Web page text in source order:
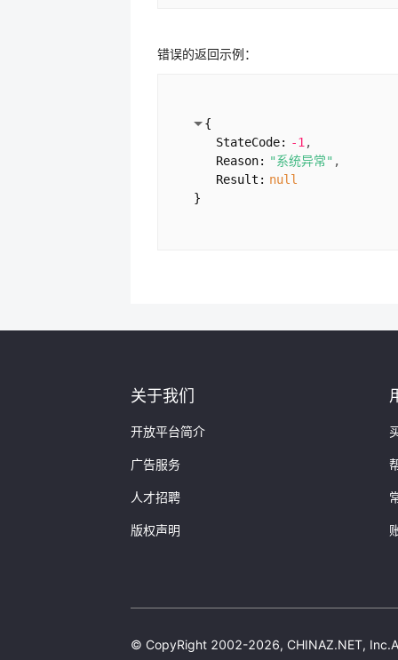
错误的返回示例：
{
StateCode: -1
Reason: "系统异常"
Result: null
}
关于我们
开放平台简介
广告服务
人才招聘
版权声明
© CopyRight 2002-2026, CHINAZ.NET,